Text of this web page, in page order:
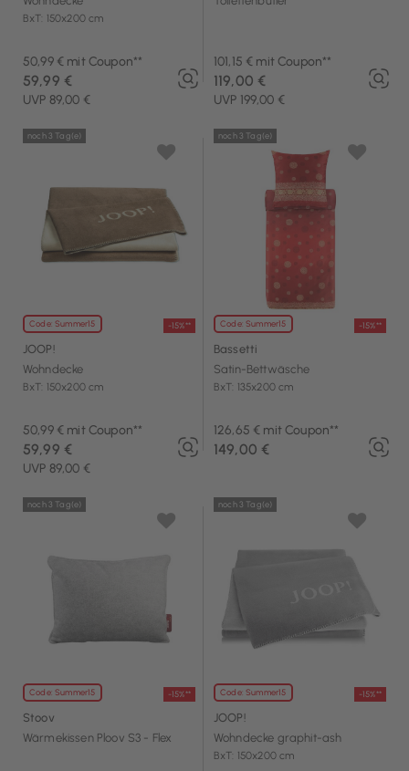
BxT: 150x200 cm
50,99 € mit Coupon**
UVP 89,00 €
59,99 €
101,15 € mit Coupon**
UVP 199,00 €
119,00 €
Code: Summer15 -15%**
noch 3 Tag(e)
JOOP!
Wohndecke
BxT: 150x200 cm
50,99 € mit Coupon**
UVP 89,00 €
59,99 €
Code: Summer15 -15%**
noch 3 Tag(e)
Bassetti
Satin-Bettwäsche
BxT: 135x200 cm
126,65 € mit Coupon**
149,00 €
Code: Summer15 -15%**
noch 3 Tag(e)
Stoov
Wärmekissen Ploov S3 - Flex
Code: Summer15 -15%**
noch 3 Tag(e)
JOOP!
Wohndecke graphit-ash
BxT: 150x200 cm